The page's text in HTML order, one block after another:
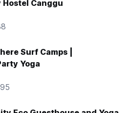
Hostel Canggu
Surf Camps |
Yoga